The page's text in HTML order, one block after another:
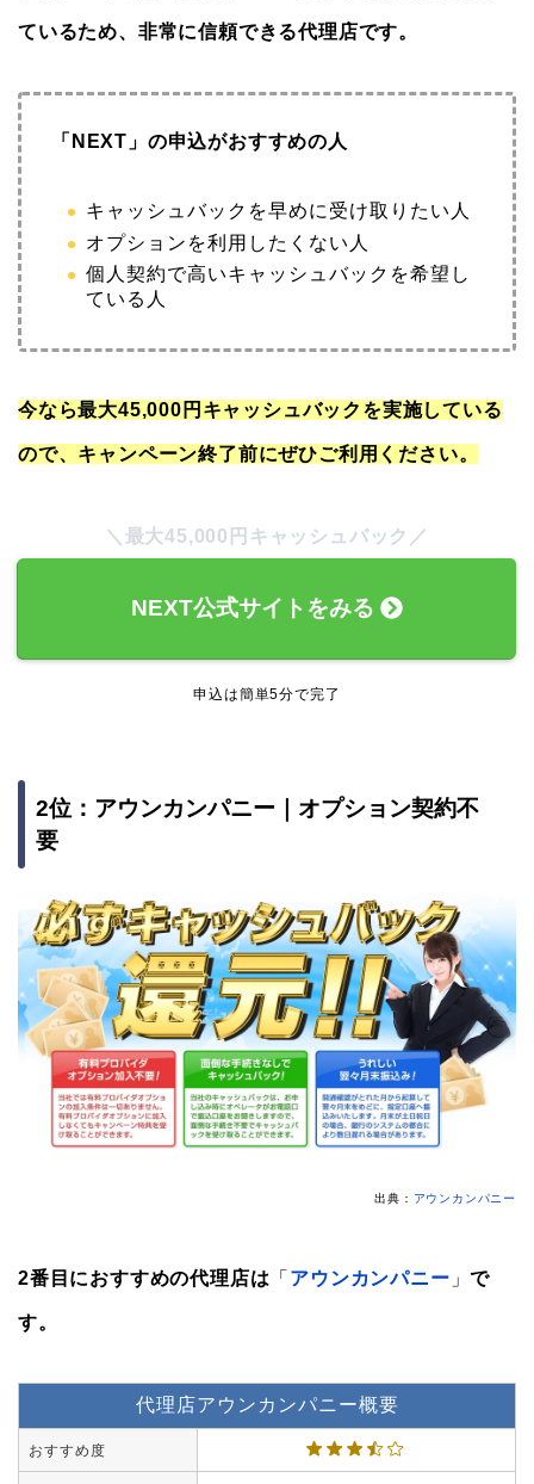
ているため、非常に信頼できる代理店です。
「NEXT」の申込がおすすめの人
キャッシュバックを早めに受け取りたい人
オプションを利用したくない人
個人契約で高いキャッシュバックを希望し
ている人
今なら最大45,000円キャッシュバックを実施している
ので、キャンペーン終了前にぜひご利用ください。
＼最大45,000円キャッシュバック／
NEXT公式サイトをみる
申込は簡単5分で完了
2位：アウンカンパニー｜オプション契約不
要
出典： アウンカンパニー
2番目におすすめの代理店は 「 アウンカンパニー 」で
す。
代理店アウンカンパニー概要
おすすめ度